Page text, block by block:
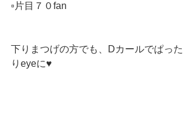
▫️片目７０fan
下りまつげの方でも、Dカールでぱった
りeyeに♥️